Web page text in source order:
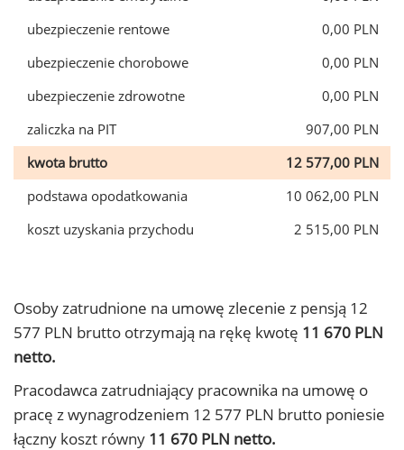
ubezpieczenie rentowe
0,00 PLN
ubezpieczenie chorobowe
0,00 PLN
ubezpieczenie zdrowotne
0,00 PLN
zaliczka na PIT
907,00 PLN
kwota brutto
12 577,00 PLN
podstawa opodatkowania
10 062,00 PLN
koszt uzyskania przychodu
2 515,00 PLN
Osoby zatrudnione na umowę zlecenie z pensją 12
577 PLN brutto otrzymają na rękę kwotę 11 670 PLN
netto.
Pracodawca zatrudniający pracownika na umowę o
pracę z wynagrodzeniem 12 577 PLN brutto poniesie
łączny koszt równy 11 670 PLN netto.